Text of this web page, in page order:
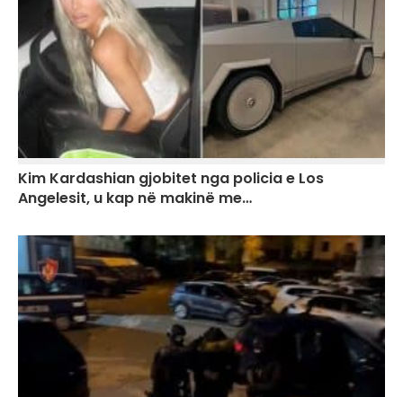
Kim Kardashian gjobitet nga policia e Los
Angelesit, u kap në makinë me…